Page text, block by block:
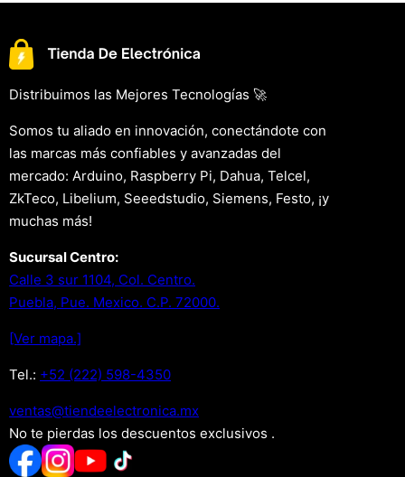
Distribuimos las Mejores Tecnologías 🚀
Somos tu aliado en innovación, conectándote con
las marcas más confiables y avanzadas del
mercado: Arduino, Raspberry Pi, Dahua, Telcel,
ZkTeco, Libelium, Seeedstudio, Siemens, Festo, ¡y
muchas más!
Sucursal Centro:
Calle 3 sur 1104, Col. Centro.
Puebla, Pue. Mexico. C.P. 72000.
[Ver mapa.]
Tel.: +52 (222) 598-4350
xm.acinortceleedneit@satnev
No te pierdas los descuentos exclusivos .